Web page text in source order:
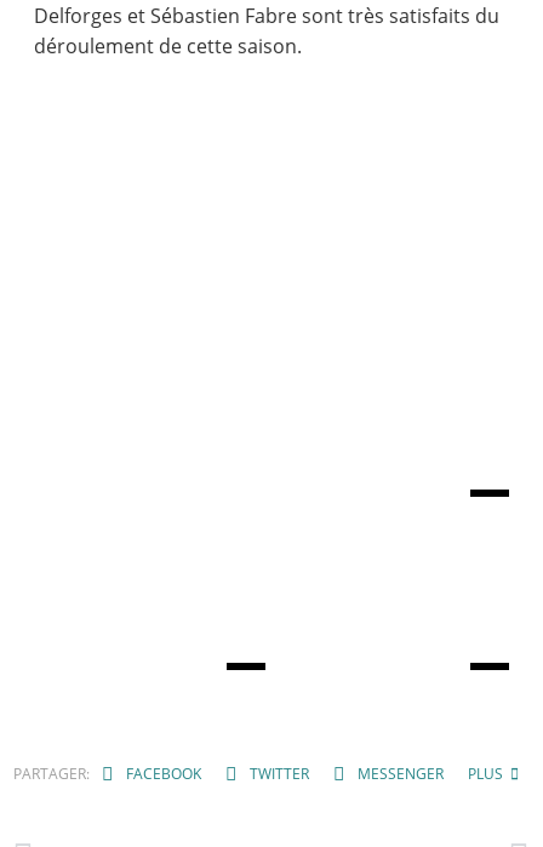
Delforges et Sébastien Fabre sont très satisfaits du
déroulement de cette saison.
PARTAGER: FACEBOOK TWITTER MESSENGER PLUS